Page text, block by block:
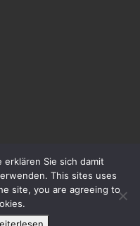
Sie sich damit
This sites uses
site, you are agreeing to